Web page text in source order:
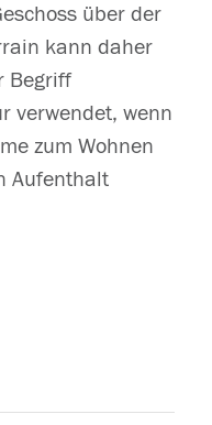
über der
kann daher
Begriff
verwendet, wenn
zum Wohnen
Aufenthalt